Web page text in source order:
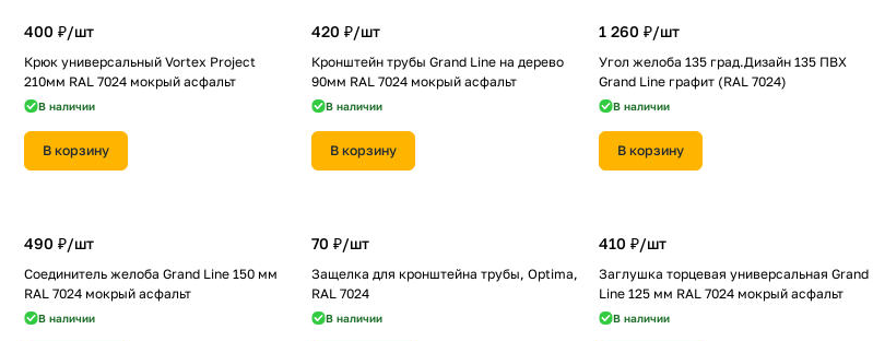
400 ₽/шт
Крюк универсальный Vortex Project
210мм RAL 7024 мокрый асфальт
В наличии
В корзину
420 ₽/шт
Кронштейн трубы Grand Line на дерево
90мм RAL 7024 мокрый асфальт
В наличии
В корзину
1 260 ₽/шт
Угол желоба 135 град.Дизайн 135 ПВХ
Grand Line графит (RAL 7024)
В наличии
В корзину
490 ₽/шт
Соединитель желоба Grand Line 150 мм
RAL 7024 мокрый асфальт
В наличии
70 ₽/шт
Защелка для кронштейна трубы, Optima,
RAL 7024
В наличии
410 ₽/шт
Заглушка торцевая универсальная Grand
Line 125 мм RAL 7024 мокрый асфальт
В наличии